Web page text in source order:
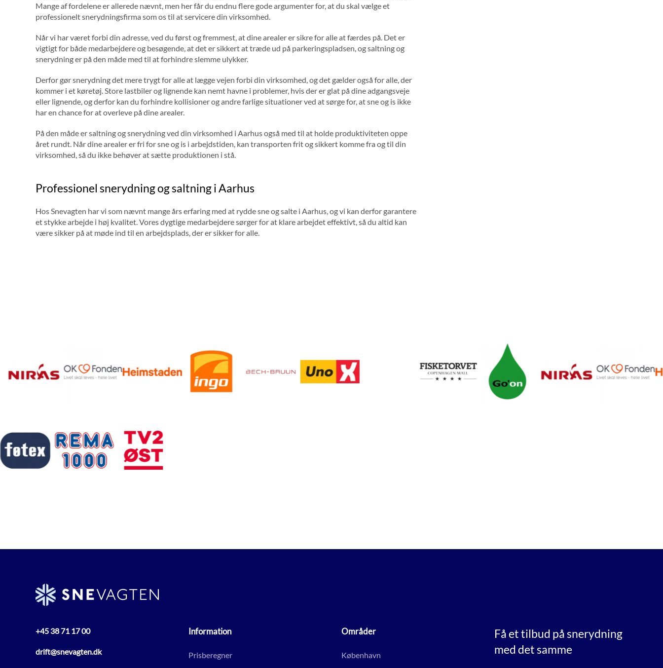
Mange af fordelene er allerede nævnt, men her får du endnu flere gode argumenter for, at du skal vælge et
professionelt snerydningsfirma som os til at servicere din virksomhed.
Når vi har været forbi din adresse, ved du først og fremmest, at dine arealer er sikre for alle at færdes på. Det er
vigtigt for både medarbejdere og besøgende, at det er sikkert at træde ud på parkeringspladsen, og saltning og
snerydning er på den måde med til at forhindre slemme ulykker.
Derfor gør snerydning det mere trygt for alle at lægge vejen forbi din virksomhed, og det gælder også for alle, der
kommer i et køretøj. Store lastbiler og lignende kan nemt havne i problemer, hvis der er glat på dine adgangsveje
eller lignende, og derfor kan du forhindre kollisioner og andre farlige situationer ved at sørge for, at sne og is ikke
har en chance for at overleve på dine arealer.
På den måde er saltning og snerydning ved din virksomhed i Aarhus også med til at holde produktiviteten oppe
året rundt. Når dine arealer er fri for sne og is i arbejdstiden, kan transporten frit og sikkert komme fra og til din
virksomhed, så du ikke behøver at sætte produktionen i stå.
Professionel snerydning og saltning i Aarhus
Hos Snevagten har vi som nævnt mange års erfaring med at rydde sne og salte i Aarhus, og vi kan derfor garantere
et stykke arbejde i høj kvalitet. Vores dygtige medarbejdere sørger for at klare arbejdet effektivt, så du altid kan
være sikker på at møde ind til en arbejdsplads, der er sikker for alle.
+45 38 71 17 00
drift@snevagten.dk
Information
Prisberegner
Områder
København
Få et tilbud på snerydning
med det samme